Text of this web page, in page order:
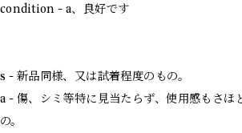
condition - a、良好です
s - 新品同様、又は試着程度のもの。
a - 傷、シミ等特に見当たらず、使用感もさほ
の。